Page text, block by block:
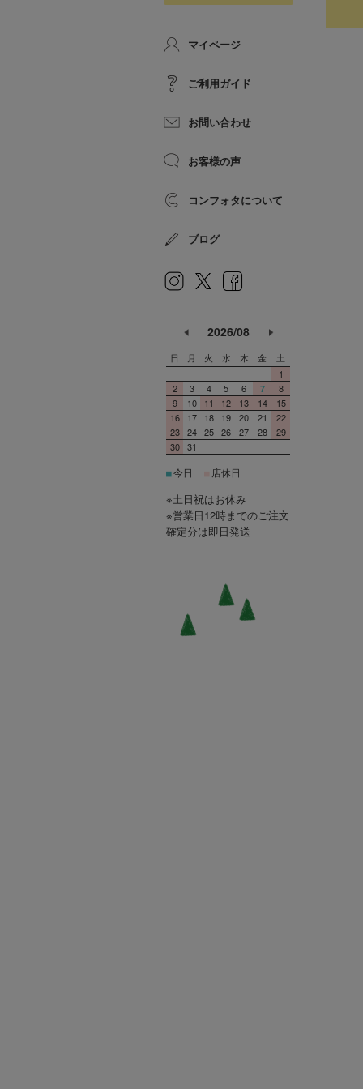
マイページ
ご利用ガイド
お問い合わせ
お客様の声
コンフォタについて
ブログ
2026/08
日 月 火 水 木 金
土
1
2
3 4 5 6 7
8
9
10 11 12 13 14
15
16
17 18 19 20 21
22
23 24 25 26 27 28
29
30 31
■今日 店休日
※土日祝はお休み
※営業日12時までのご注文
確定分は即日発送